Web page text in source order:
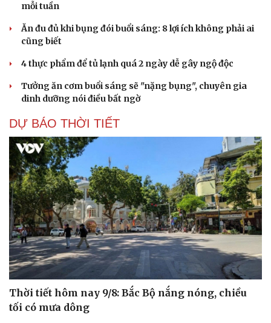
mỗi tuần
Ăn đu đủ khi bụng đói buổi sáng: 8 lợi ích không phải ai
cũng biết
4 thực phẩm để tủ lạnh quá 2 ngày dễ gây ngộ độc
Tưởng ăn cơm buổi sáng sẽ "nặng bụng", chuyên gia
dinh dưỡng nói điều bất ngờ
DỰ BÁO THỜI TIẾT
Thời tiết hôm nay 9/8: Bắc Bộ nắng nóng, chiều
tối có mưa dông